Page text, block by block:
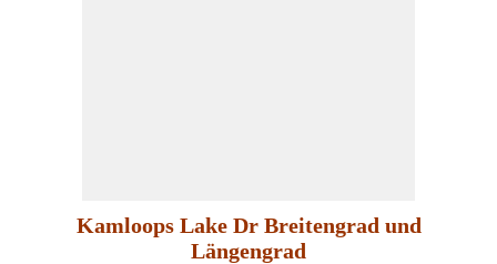
Kamloops Lake Dr Breitengrad und
Längengrad